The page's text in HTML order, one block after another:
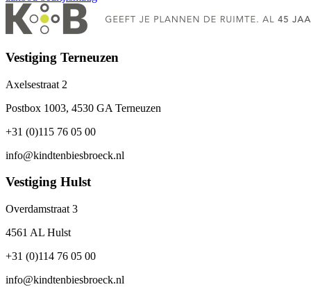
Vestiging Terneuzen
Axelsestraat 2
Postbox 1003, 4530 GA Terneuzen
+31 (0)115 76 05 00
info@kindtenbiesbroeck.nl
Vestiging Hulst
Overdamstraat 3
4561 AL Hulst
+31 (0)114 76 05 00
info@kindtenbiesbroeck.nl